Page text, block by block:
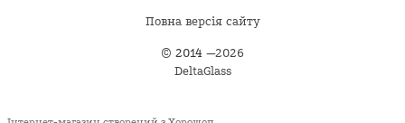
Повна версія сайту
© 2014 —2026
DeltaGlass